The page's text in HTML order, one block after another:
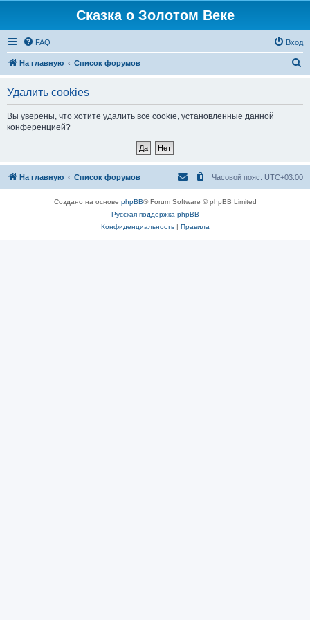
Сказка о Золотом Веке
FAQ Вход
На главную Список форумов
Удалить cookies
Вы уверены, что хотите удалить все cookie, установленные данной
конференцией?
На главную Список форумов Часовой пояс: UTC+03:00
Создано на основе phpBB® Forum Software © phpBB Limited
Русская поддержка phpBB
Конфиденциальность| Правила